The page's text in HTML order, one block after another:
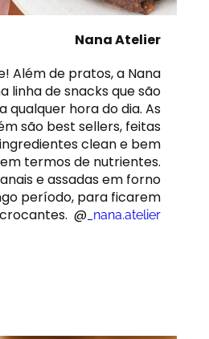
Nana Atelier
Além de pratos, a Nana
linha de snacks que são
qualquer hora do dia. As
são best sellers, feitas
clean e bem
termos de nutrientes.
e assadas em forno
período, para ficarem
@ _nana.atelier